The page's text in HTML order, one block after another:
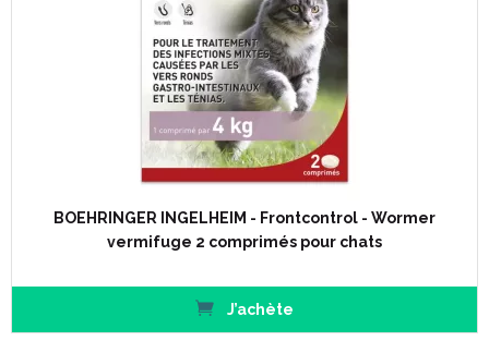
BOEHRINGER INGELHEIM - Frontcontrol - Wormer
vermifuge 2 comprimés pour chats
J’achète